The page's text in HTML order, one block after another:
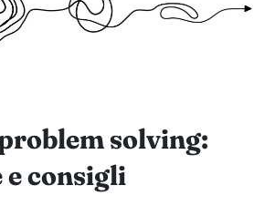
solving:
e consigli